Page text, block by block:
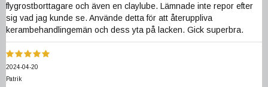
flygrostborttagare och även en claylube. Lämnade inte repor efter
sig vad jag kunde se. Använde detta för att återuppliva
kerambehandlingemän och dess yta på lacken. Gick superbra.
2024-04-20
Patrik